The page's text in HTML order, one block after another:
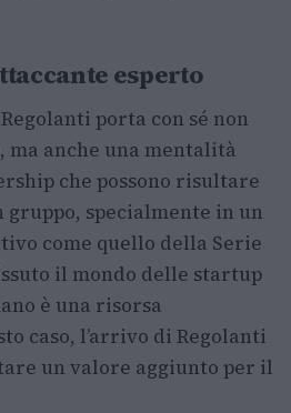
esperto
porta con sé non
anche una mentalità
che possono risultare
specialmente in un
come quello della Serie
il mondo delle startup
è una risorsa
caso, l’arrivo di Regolanti
un valore aggiunto per il